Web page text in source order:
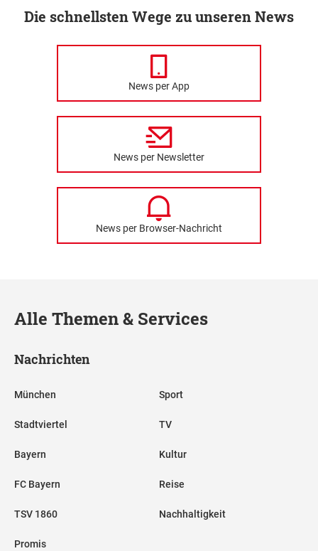
Die schnellsten Wege zu unseren News
News per App
News per Newsletter
News per Browser-Nachricht
Alle Themen & Services
Nachrichten
München
Stadtviertel
Bayern
FC Bayern
TSV 1860
Promis
Sport
TV
Kultur
Reise
Nachhaltigkeit